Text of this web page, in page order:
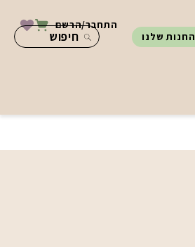
התחבר/הרשם
החנות שלנו